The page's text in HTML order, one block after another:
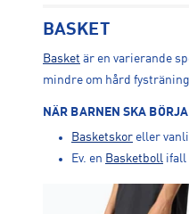
BASKET
Basket är en varierande
mindre om hård
NÄR BARNEN SKA
Basketskor eller
Ev. en Basketboll ifall